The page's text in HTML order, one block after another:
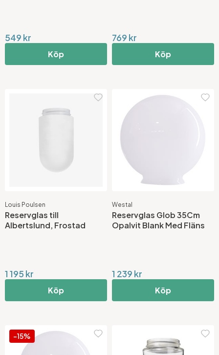
549 kr
Köp
769 kr
Köp
Louis Poulsen
Reservglas till
Albertslund, Frostad
1 195 kr
Köp
Westal
Reservglas Glob 35Cm
Opalvit Blank Med Fläns
1 239 kr
Köp
-15%